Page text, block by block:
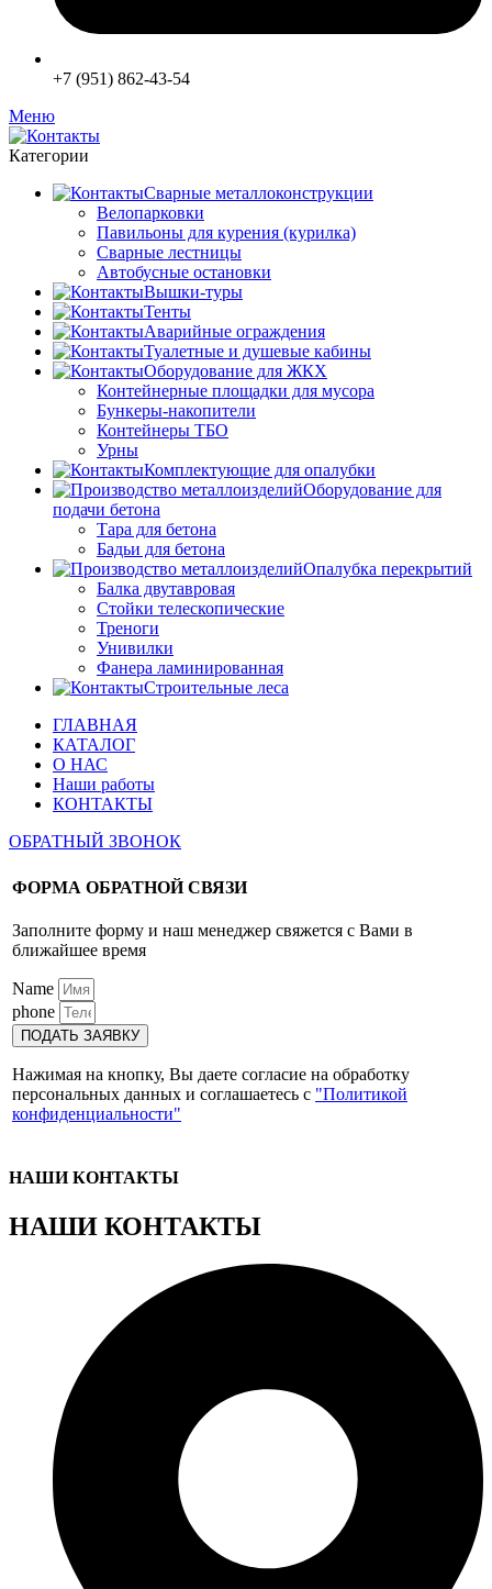
+7 (951) 862-43-54
Меню
Категории
Сварные металлоконструкции
Велопарковки
Павильоны для курения (курилка)
Сварные лестницы
Автобусные остановки
Вышки-туры
Тенты
Аварийные ограждения
Туалетные и душевые кабины
Оборудование для ЖКХ
Контейнерные площадки для мусора
Бункеры-накопители
Контейнеры ТБО
Урны
Комплектующие для опалубки
Оборудование для
подачи бетона
Тара для бетона
Бадьи для бетона
Опалубка перекрытий
Балка двутавровая
Стойки телескопические
Треноги
Унивилки
Фанера ламинированная
Строительные леса
ГЛАВНАЯ
КАТАЛОГ
О НАС
Наши работы
КОНТАКТЫ
ОБРАТНЫЙ ЗВОНОК
ФОРМА ОБРАТНОЙ СВЯЗИ
Заполните форму и наш менеджер свяжется с Вами в
ближайшее время
Name
phone
ПОДАТЬ ЗАЯВКУ
Нажимая на кнопку, Вы даете согласие на обработку
персональных данных и соглашаетесь с "Политикой
конфиденциальности"
НАШИ КОНТАКТЫ
НАШИ КОНТАКТЫ